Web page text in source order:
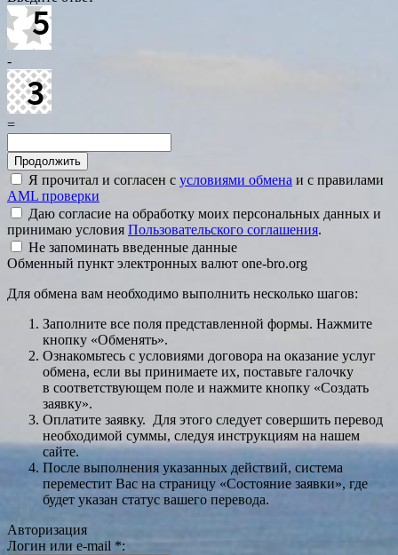
-
=
Я прочитал и согласен с условиями обмена и с правилами
AML проверки
Даю согласие на обработку моих персональных данных и
принимаю условия Пользовательского соглашения.
Не запоминать введенные данные
Обменный пункт электронных валют one-bro.org
Для обмена вам необходимо выполнить несколько шагов:
Заполните все поля представленной формы. Нажмите
кнопку «Обменять».
Ознакомьтесь с условиями договора на оказание услуг
обмена, если вы принимаете их, поставьте галочку
в соответствующем поле и нажмите кнопку «Создать
заявку».
Оплатите заявку. Для этого следует совершить перевод
необходимой суммы, следуя инструкциям на нашем
сайте.
После выполнения указанных действий, система
переместит Вас на страницу «Состояние заявки», где
будет указан статус вашего перевода.
Авторизация
Логин или e-mail *: